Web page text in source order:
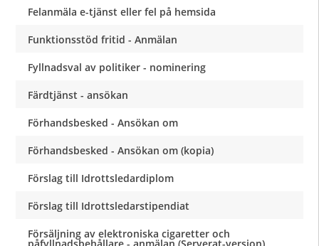
Felanmäla e-tjänst eller fel på hemsida
Funktionsstöd fritid - Anmälan
Fyllnadsval av politiker - nominering
Färdtjänst - ansökan
Förhandsbesked - Ansökan om
Förhandsbesked - Ansökan om (kopia)
Förslag till Idrottsledardiplom
Förslag till Idrottsledarstipendiat
Försäljning av elektroniska cigaretter och